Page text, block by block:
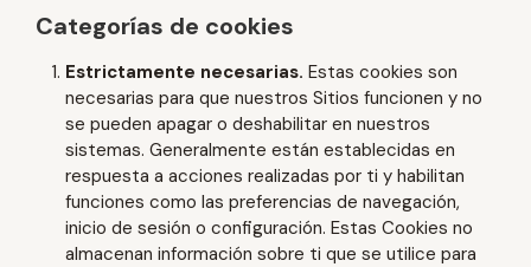
Categorías de cookies
Estrictamente necesarias. Estas cookies son
necesarias para que nuestros Sitios funcionen y no
se pueden apagar o deshabilitar en nuestros
sistemas. Generalmente están establecidas en
respuesta a acciones realizadas por ti y habilitan
funciones como las preferencias de navegación,
inicio de sesión o configuración. Estas Cookies no
almacenan información sobre ti que se utilice para